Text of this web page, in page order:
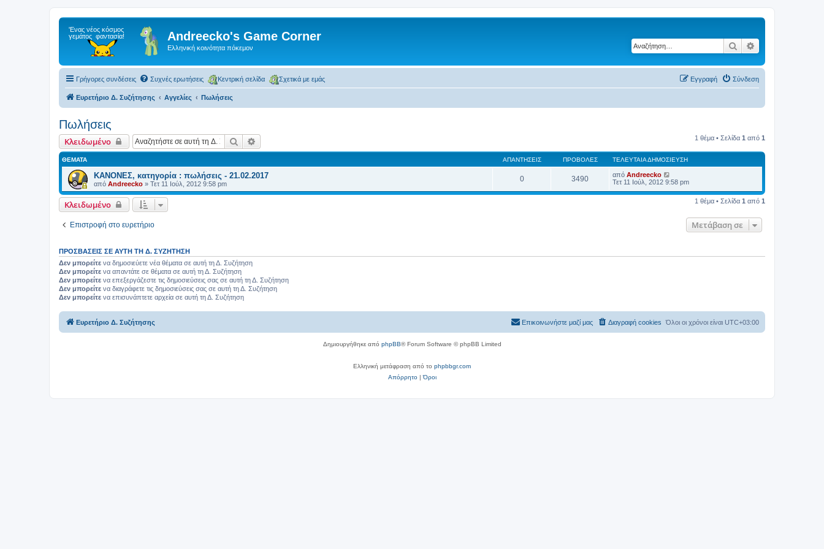
Andreecko's Game Corner
Ελληνική κοινότητα πόκεμον Αναζήτηση
Γρήγορες συνδέσεις Συχνές ερωτήσεις Κεντρική σελίδα Σχετικά με εμάς Σύνδεση
Εγγραφή
Ευρετήριο Δ. Συζήτησης Αγγελίες Πωλήσεις
Πωλήσεις
Κλειδωμένο Αναζήτηση 1 θέμα • Σελίδα 1 από 1
ΘΈΜΑΤΑ ΑΠΑΝΤΉΣΕΙΣ ΠΡΟΒΟΛΈΣ ΤΕΛΕΥΤΑΊΑ ΔΗΜΟΣΊΕΥΣΗ
ΚΑΝΟΝΕΣ, κατηγορία : πωλήσεις - 21.02.2017
από Andreecko » Τετ 11 Ιούλ, 2012 9:58 pm
0 3490 από Andreecko
Τετ 11 Ιούλ, 2012 9:58 pm
Κλειδωμένο 1 θέμα • Σελίδα 1 από 1
Επιστροφή στο ευρετήριο Μετάβαση σε
ΠΡΟΣΒΆΣΕΙΣ ΣΕ ΑΥΤΉ ΤΗ Δ. ΣΥΖΉΤΗΣΗ
Δεν μπορείτε να δημοσιεύετε νέα θέματα σε αυτή τη Δ. Συζήτηση
Δεν μπορείτε να απαντάτε σε θέματα σε αυτή τη Δ. Συζήτηση
Δεν μπορείτε να επεξεργάζεστε τις δημοσιεύσεις σας σε αυτή τη Δ. Συζήτηση
Δεν μπορείτε να διαγράφετε τις δημοσιεύσεις σας σε αυτή τη Δ. Συζήτηση
Δεν μπορείτε να επισυνάπτετε αρχεία σε αυτή τη Δ. Συζήτηση
Ευρετήριο Δ. Συζήτησης Όλοι οι χρόνοι είναι UTC+03:00
Διαγραφή cookies
Επικοινωνήστε μαζί μας
Δημιουργήθηκε από phpBB® Forum Software © phpBB Limited
Ελληνική μετάφραση από το phpbbgr.com
Απόρρητο|Όροι